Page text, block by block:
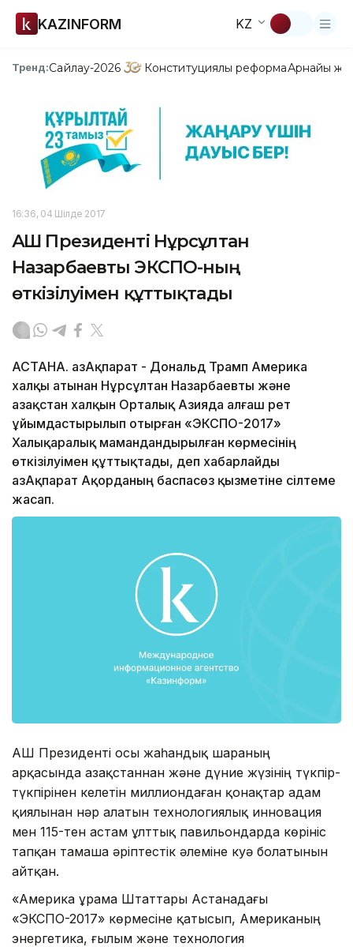
KAZINFORM KZ
Тренд:Сайлау-2026 Конституциялық реформаАрнайы
16:36, 04 Шілде 2017
АҚШ Президенті Нұрсұлтан
Назарбаевты ЭКСПО-ның
өткізілуімен құттықтады
АСТАНА. ҚазАқпарат - Дональд Трамп Америка
халқы атынан Нұрсұлтан Назарбаевты және
Қазақстан халқын Орталық Азияда алғаш рет
ұйымдастырылып отырған «ЭКСПО-2017»
Халықаралық мамандандырылған көрмесінің
өткізілуімен құттықтады, деп хабарлайды
ҚазАқпарат Ақорданың баспасөз қызметіне сілтеме
жасап.
АҚШ Президенті осы жаһандық шараның
арқасында Қазақстаннан және дүние жүзінің түкпір-
түкпірінен келетін миллиондаған қонақтар адам
қиялынан нәр алатын технологиялық инновация
мен 115-тен астам ұлттық павильондарда көрініс
тапқан тамаша әріптестік әлеміне куә болатынын
айтқан.
«Америка Құрама Штаттары Астанадағы
«ЭКСПО-2017» көрмесіне қатысып, Американың
энергетика, ғылым және технология